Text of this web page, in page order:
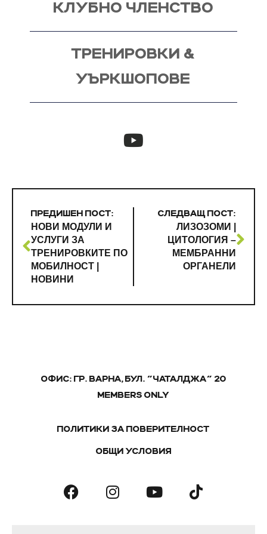
КЛУБНО ЧЛЕНСТВО
ТРЕНИРОВКИ &
УЪРКШОПОВЕ
ПРЕДИШЕН ПОСТ:
НОВИ МОДУЛИ И
УСЛУГИ ЗА
ТРЕНИРОВКИТЕ ПО
МОБИЛНОСТ |
НОВИНИ
СЛЕДВАЩ ПОСТ:
ЛИЗОЗОМИ |
ЦИТОЛОГИЯ –
МЕМБРАННИ
ОРГАНЕЛИ
ОФИС: ГР. ВАРНА, БУЛ. "ЧАТАЛДЖА" 20
MEMBERS ONLY
ПОЛИТИКИ ЗА ПОВЕРИТЕЛНОСТ
ОБЩИ УСЛОВИЯ